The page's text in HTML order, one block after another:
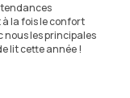
tendances
la fois le confort
nous les principales
lit cette année !